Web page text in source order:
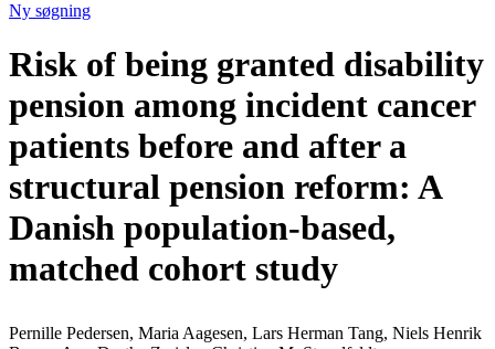
Ny søgning
Risk of being granted disability
pension among incident cancer
patients before and after a
structural pension reform: A
Danish population-based,
matched cohort study
Pernille Pedersen, Maria Aagesen, Lars Herman Tang, Niels Henrik